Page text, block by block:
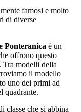
famosi e molto
di diverse
Ponteranica è un
offrono questo
Tra modelli della
il modello
uno dei primi ad
quadrante.
classe che si abbina